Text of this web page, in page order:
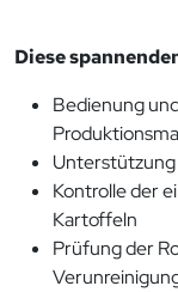
Diese
Bedienung
Unterstützung
Kontrolle der
Kartoffeln
Prüfung der